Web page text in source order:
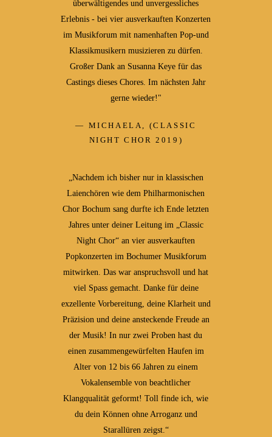
überwältigendes und unvergessliches
Erlebnis - bei vier ausverkauften Konzerten
im Musikforum mit namenhaften Pop-und
Klassikmusikern musizieren zu dürfen.
Großer Dank an Susanna Keye für das
Castings dieses Chores. Im nächsten Jahr
gerne wieder!"
MICHAELA, (CLASSIC
NIGHT CHOR 2019)
„Nachdem ich bisher nur in klassischen
Laienchören wie dem Philharmonischen
Chor Bochum sang durfte ich Ende letzten
Jahres unter deiner Leitung im „Classic
Night Chor“ an vier ausverkauften
Popkonzerten im Bochumer Musikforum
mitwirken. Das war anspruchsvoll und hat
viel Spass gemacht. Danke für deine
exzellente Vorbereitung, deine Klarheit und
Präzision und deine ansteckende Freude an
der Musik! In nur zwei Proben hast du
einen zusammengewürfelten Haufen im
Alter von 12 bis 66 Jahren zu einem
Vokalensemble von beachtlicher
Klangqualität geformt! Toll finde ich, wie
du dein Können ohne Arroganz und
Starallüren zeigst.“